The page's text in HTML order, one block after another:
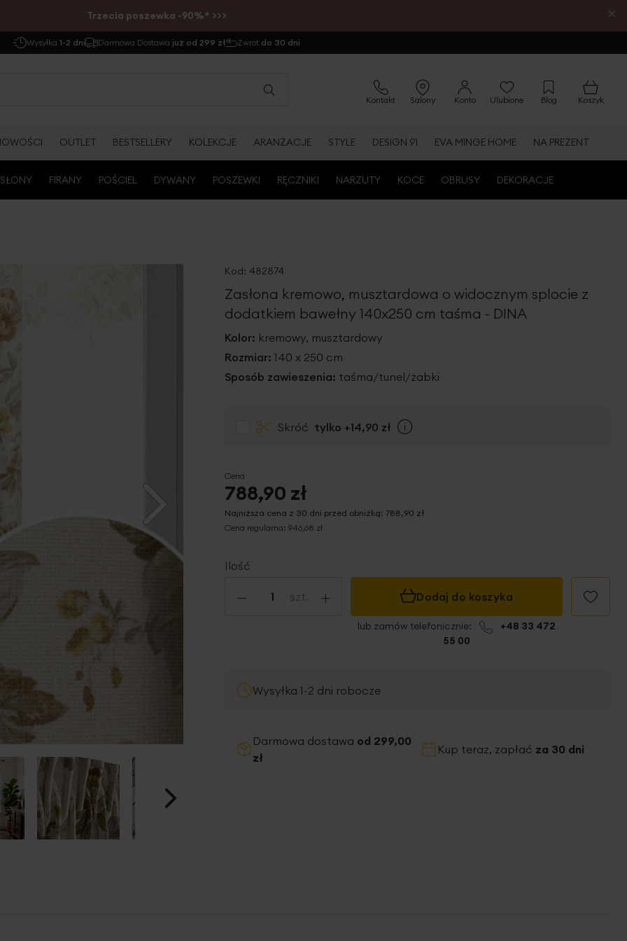
Trzecia poszewka -90%* >>> ×
Wysyłka 1-2 dni Darmowa Dostawa już od 299 zł Zwrot do 30 dni
Kontakt Salony Konto Ulubione Blog Koszyk
OUTLET BESTSELLERY KOLEKCJE ARANŻACJE STYLE DESIGN 91 EVA MINGE HOME NA PREZENT
FIRANY POŚCIEL DYWANY POSZEWKI RĘCZNIKI NARZUTY KOCE OBRUSY DEKORACJE
Kod: 482874
Zasłona kremowo, musztardowa o widocznym splocie z
dodatkiem bawełny 140x250 cm taśma - DINA
Kolor: kremowy, musztardowy
Rozmiar: 140 x 250 cm
Sposób zawieszenia: taśma/tunel/żabki
Skróć tylko +14,90 zł
Ilość
- szt. +
Cena
788,90 zł
Najniższa cena z 30 dni przed obniżką:788,90 zł
Cena regularna: 946,68 zł
Dodaj do koszyka
lub zamów telefonicznie:
+48 33 472
55 00
Wysyłka 1-2 dni robocze
Darmowa dostawa od 299,00
zł
Kup teraz, zapłać za 30 dni